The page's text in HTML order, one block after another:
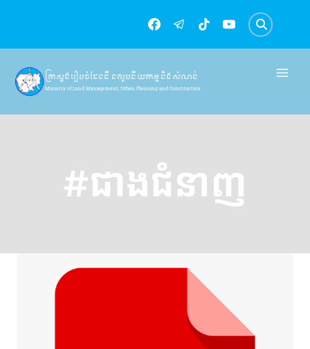
content
ក្រសួងរៀបចំដែនដី នគរូបនីយកម្ម និងសំណង់
Ministry of Land Management, Urban Planning and Construction
#ជាងជំនាញ